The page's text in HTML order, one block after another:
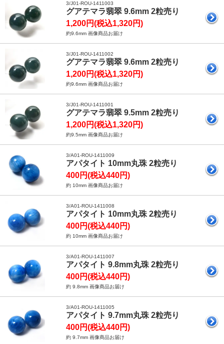
3/J01-ROU-1411003
グアテマラ翡翠 9.6mm 2粒売り
1,200円(税込1,320円)
約9.6mm 画像商品お届け
3/J01-ROU-1411002
グアテマラ翡翠 9.6mm 2粒売り
1,200円(税込1,320円)
約9.6mm 画像商品お届け
3/J01-ROU-1411001
グアテマラ翡翠 9.5mm 2粒売り
1,200円(税込1,320円)
約9.5mm 画像商品お届け
3/A01-ROU-1411009
アパタイト 10mm丸珠 2粒売り
400円(税込440円)
約 10mm 画像商品お届け
3/A01-ROU-1411008
アパタイト 10mm丸珠 2粒売り
400円(税込440円)
約 10mm 画像商品お届け
3/A01-ROU-1411007
アパタイト 9.8mm丸珠 2粒売り
400円(税込440円)
約 9.8mm 画像商品お届け
3/A01-ROU-1411005
アパタイト 9.7mm丸珠 2粒売り
400円(税込440円)
約 9.7mm 画像商品お届け